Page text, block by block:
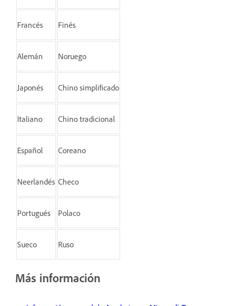
Francés Finés
Alemán Noruego
Japonés Chino simplificado
Italiano Chino tradicional
Español Coreano
Neerlandés Checo
Portugués Polaco
Sueco Ruso
Más información